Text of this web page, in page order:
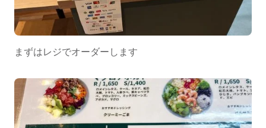
まずはレジでオーダーします